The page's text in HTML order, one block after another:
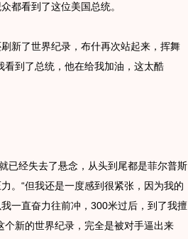
都看到了这位美国总统。
了世界纪录，布什再次站起来，挥舞
看到了总统，他在给我加油，这太酷
经失去了悬念，从头到尾都是菲尔普斯
。“但我还是一度感到很紧张，因为我的
一直奋力往前冲，300米过后，到了我擅
新的世界纪录，完全是被对手逼出来